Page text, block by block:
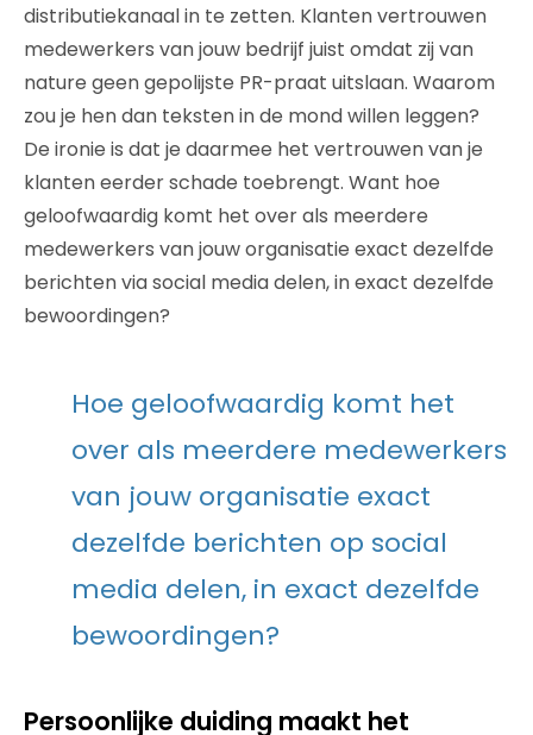
distributiekanaal in te zetten. Klanten vertrouwen
medewerkers van jouw bedrijf juist omdat zij van
nature geen gepolijste PR-praat uitslaan. Waarom
zou je hen dan teksten in de mond willen leggen?
De ironie is dat je daarmee het vertrouwen van je
klanten eerder schade toebrengt. Want hoe
geloofwaardig komt het over als meerdere
medewerkers van jouw organisatie exact dezelfde
berichten via social media delen, in exact dezelfde
bewoordingen?
Hoe geloofwaardig komt het
over als meerdere medewerkers
van jouw organisatie exact
dezelfde berichten op social
media delen, in exact dezelfde
bewoordingen?
Persoonlijke duiding maakt het